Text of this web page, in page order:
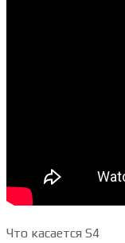
Что касается S4